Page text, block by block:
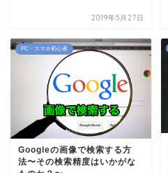
2019年5月27日
PC・スマホ初心者
Googleの画像で検索する方
法〜その検索精度はいかがな